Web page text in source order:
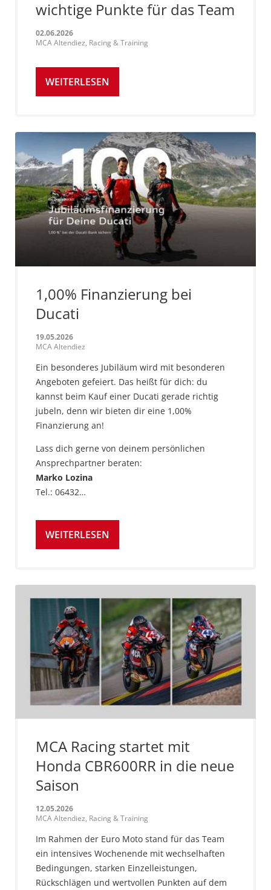
wichtige Punkte für das Team
02.06.2026
MCA Altendiez, Racing & Training
WEITERLESEN
1,00% Finanzierung bei
Ducati
19.05.2026
MCA Altendiez
Ein besonderes Jubiläum wird mit besonderen
Angeboten gefeiert. Das heißt für dich: du
kannst beim Kauf einer Ducati gerade richtig
jubeln, denn wir bieten dir eine 1,00%
Finanzierung an!
Lass dich gerne von deinem persönlichen
Ansprechpartner beraten:
Marko Lozina
Tel.: 06432…
WEITERLESEN
MCA Racing startet mit
Honda CBR600RR in die neue
Saison
12.05.2026
MCA Altendiez, Racing & Training
Im Rahmen der Euro Moto stand für das Team
ein intensives Wochenende mit wechselhaften
Bedingungen, starken Einzelleistungen,
Rückschlägen und wertvollen Punkten auf dem